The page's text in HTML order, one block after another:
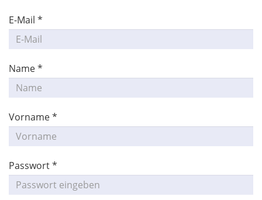
E-Mail *
Name *
Vorname *
Passwort *